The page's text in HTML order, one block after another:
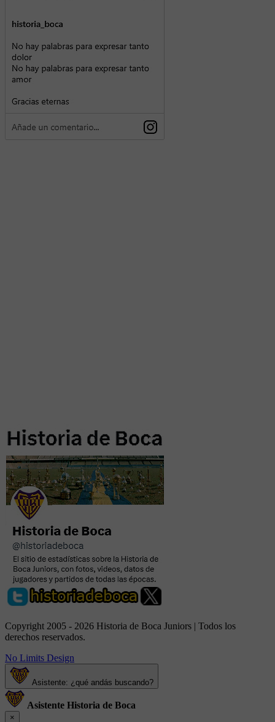
Copyright 2005 - 2026 Historia de Boca Juniors | Todos los
derechos reservados.
No Limits Design
Asistente: ¿qué andás buscando?
Asistente Historia de Boca
×